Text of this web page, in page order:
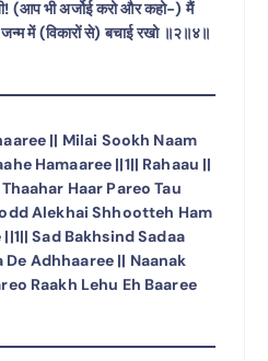
(आप भी अर्जोई करो और कहो-) मैं
में (विकारों से) बचाई रखो ॥२॥४॥
|| Milai Sookh Naam
Hamaaree ||1|| Rahaau ||
Haar Pareo Tau
Alekhai Shhootteh Ham
Sad Bakhsind Sadaa
Adhhaaree || Naanak
Raakh Lehu Eh Baaree